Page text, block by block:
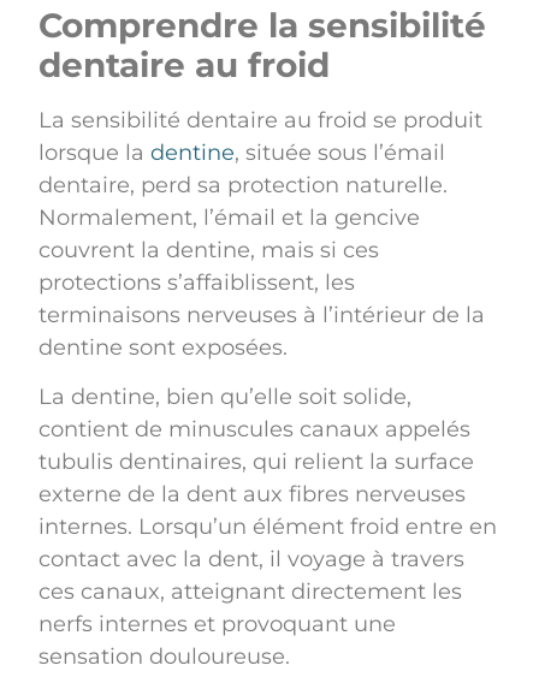
Comprendre la sensibilité
dentaire au froid
La sensibilité dentaire au froid se produit
lorsque la dentine, située sous l’émail
dentaire, perd sa protection naturelle.
Normalement, l’émail et la gencive
couvrent la dentine, mais si ces
protections s’affaiblissent, les
terminaisons nerveuses à l’intérieur de la
dentine sont exposées.
La dentine, bien qu’elle soit solide,
contient de minuscules canaux appelés
tubulis dentinaires, qui relient la surface
externe de la dent aux fibres nerveuses
internes. Lorsqu’un élément froid entre en
contact avec la dent, il voyage à travers
ces canaux, atteignant directement les
nerfs internes et provoquant une
sensation douloureuse.